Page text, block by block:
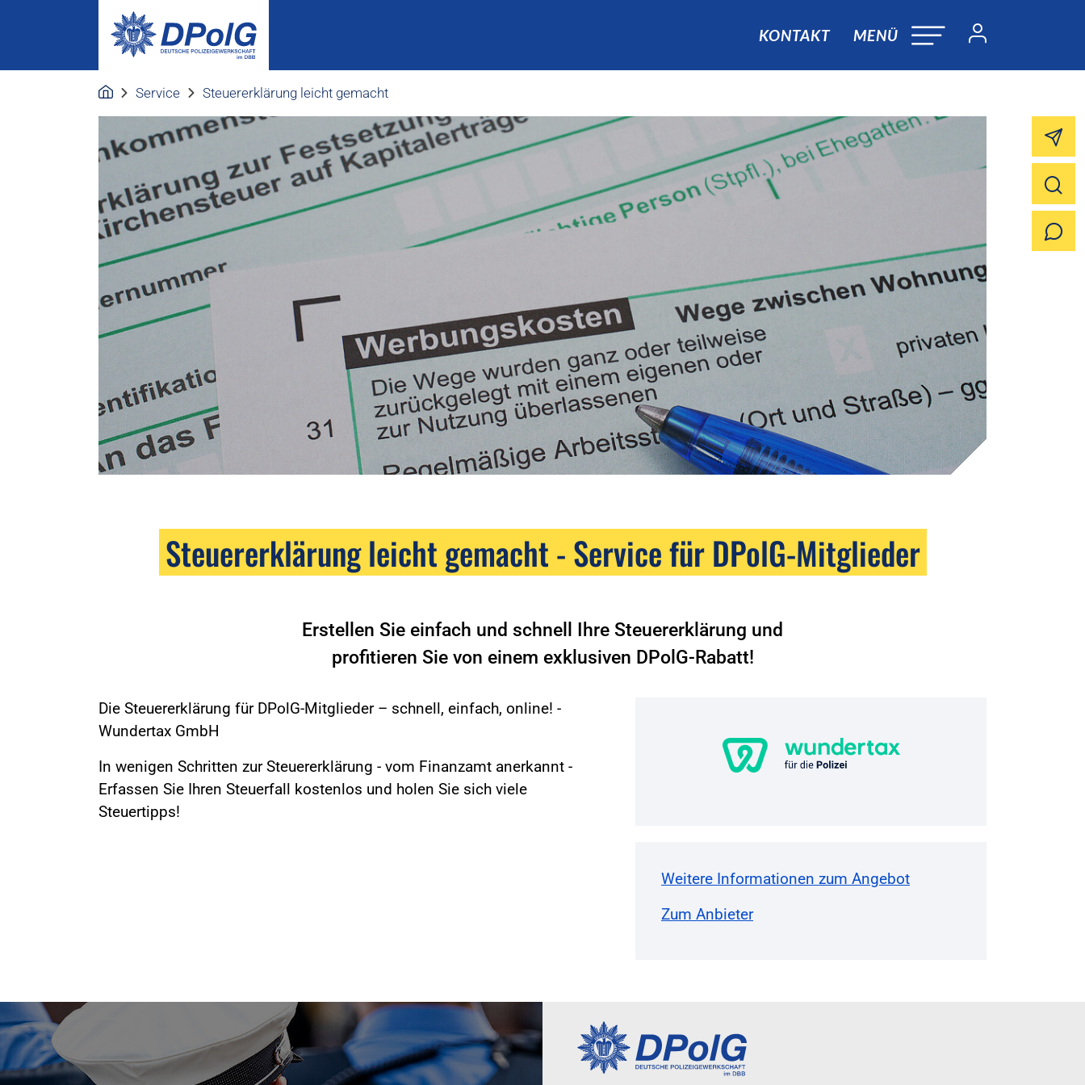
KONTAKT MENÜ
Service Steuererklärung leicht gemacht
Steuererklärung leicht gemacht - Service für DPolG-Mitglieder
Erstellen Sie einfach und schnell Ihre Steuererklärung und
profitieren Sie von einem exklusiven DPolG-Rabatt!
Die Steuererklärung für DPolG-Mitglieder – schnell, einfach, online! -
Wundertax GmbH
In wenigen Schritten zur Steuererklärung - vom Finanzamt anerkannt -
Erfassen Sie Ihren Steuerfall kostenlos und holen Sie sich viele
Steuertipps!
Weitere Informationen zum Angebot
Zum Anbieter